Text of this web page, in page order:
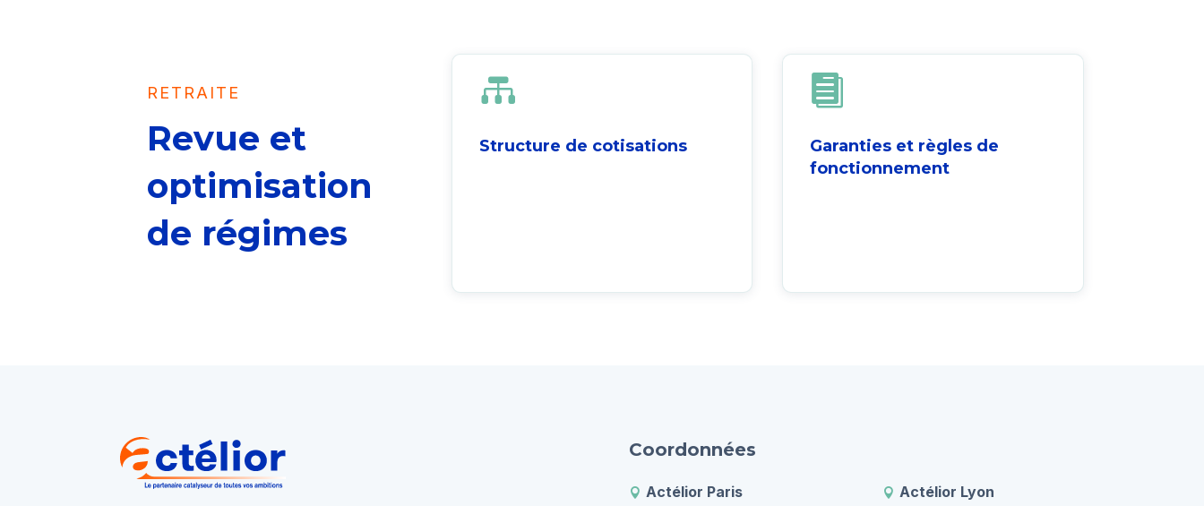
RETRAITE
Revue et
optimisation
de régimes

Structure de cotisations

Garanties et règles de
fonctionnement
Coordonnées
 Actélior Paris  Actélior Lyon